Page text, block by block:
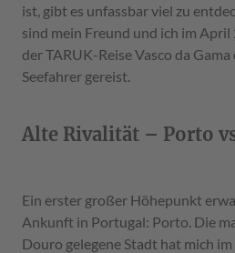
ist, gibt es unfassbar viel zu
sind mein Freund und ich im April
der TARUK-Reise Vasco da
Seefahrer gereist.
Alte Rivalität – Porto
Ein erster großer Höhepunkt
Ankunft in Portugal: Porto. Die
Douro gelegene Stadt hat mich